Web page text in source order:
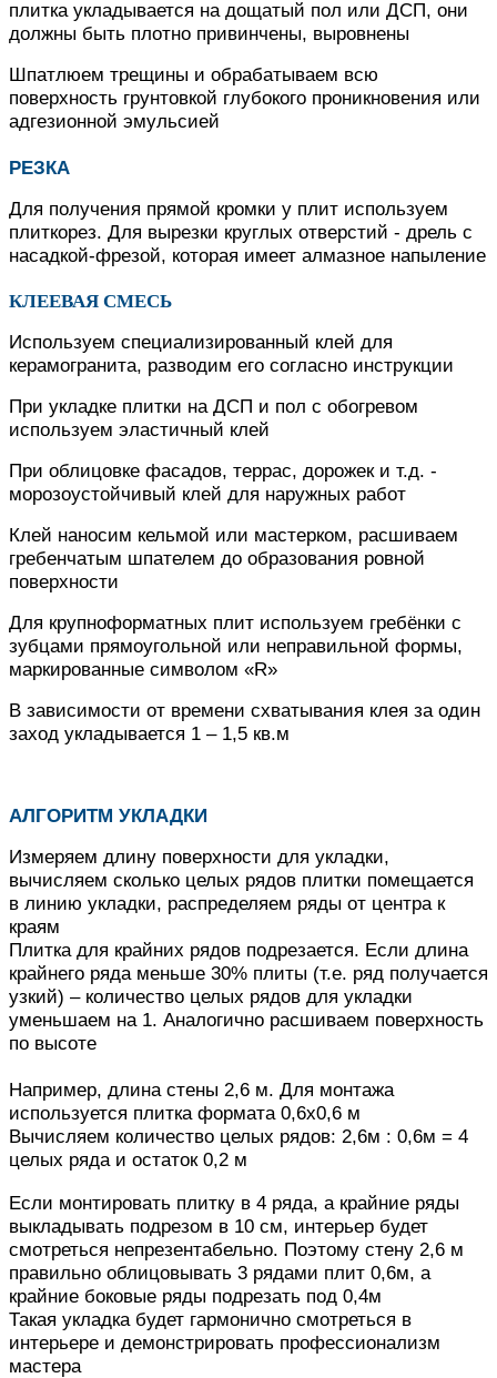
плитка укладывается на дощатый пол или ДСП, они
должны быть плотно привинчены, выровнены
Шпатлюем трещины и обрабатываем всю
поверхность грунтовкой глубокого проникновения или
адгезионной эмульсией
РЕЗКА
Для получения прямой кромки у плит используем
плиткорез. Для вырезки круглых отверстий - дрель с
насадкой-фрезой, которая имеет алмазное напыление
КЛЕЕВАЯ СМЕСЬ
Используем специализированный клей для
керамогранита, разводим его согласно инструкции
При укладке плитки на ДСП и пол с обогревом
используем эластичный клей
При облицовке фасадов, террас, дорожек и т.д. -
морозоустойчивый клей для наружных работ
Клей наносим кельмой или мастерком, расшиваем
гребенчатым шпателем до образования ровной
поверхности
Для крупноформатных плит используем гребёнки с
зубцами прямоугольной или неправильной формы,
маркированные символом «R»
В зависимости от времени схватывания клея за один
заход укладывается 1 – 1,5 кв.м
АЛГОРИТМ УКЛАДКИ
Измеряем длину поверхности для укладки,
вычисляем сколько целых рядов плитки помещается
в линию укладки, распределяем ряды от центра к
краям
Плитка для крайних рядов подрезается. Если длина
крайнего ряда меньше 30% плиты (т.е. ряд получается
узкий) – количество целых рядов для укладки
уменьшаем на 1. Аналогично расшиваем поверхность
по высоте
Например, длина стены 2,6 м. Для монтажа
используется плитка формата 0,6х0,6 м
Вычисляем количество целых рядов: 2,6м : 0,6м = 4
целых ряда и остаток 0,2 м
Если монтировать плитку в 4 ряда, а крайние ряды
выкладывать подрезом в 10 см, интерьер будет
смотреться непрезентабельно. Поэтому стену 2,6 м
правильно облицовывать 3 рядами плит 0,6м, а
крайние боковые ряды подрезать под 0,4м
Такая укладка будет гармонично смотреться в
интерьере и демонстрировать профессионализм
мастера